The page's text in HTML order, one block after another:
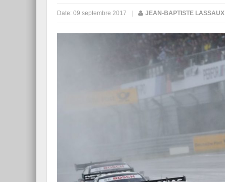
Date: 09 septembre 2017 JEAN-BAPTISTE LASSAUX